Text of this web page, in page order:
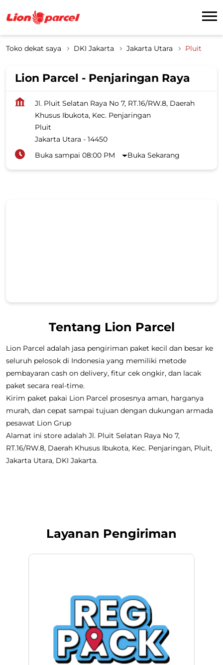
Toko dekat saya DKI Jakarta Jakarta Utara Pluit
Lion Parcel - Penjaringan Raya
Jl. Pluit Selatan Raya No 7, RT.16/RW.8, Daerah
Khusus Ibukota, Kec. Penjaringan
Pluit
Jakarta Utara - 14450
Buka sampai 08:00 PM
Buka Sekarang
Tentang Lion Parcel
Lion Parcel adalah jasa pengiriman paket kecil dan besar ke
seluruh pelosok di Indonesia yang memiliki metode
pembayaran cash on delivery, fitur cek ongkir, dan lacak
paket secara real-time.
Kirim paket pakai Lion Parcel prosesnya aman, harganya
murah, dan cepat sampai tujuan dengan dukungan armada
pesawat Lion Grup
Alamat ini store adalah Jl. Pluit Selatan Raya No 7,
RT.16/RW.8, Daerah Khusus Ibukota, Kec. Penjaringan, Pluit,
Jakarta Utara, DKI Jakarta.
Layanan Pengiriman